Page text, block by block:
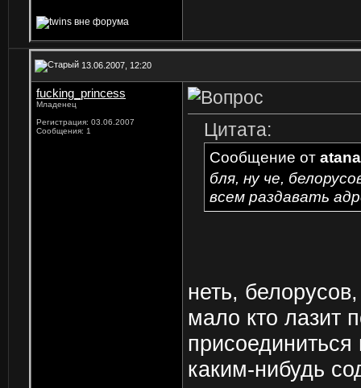
13.06.2007, 12:20
fucking_princess
Младенец
Регистрация: 03.06.2007
Сообщения: 1
Цитата:
Сообщение от
бля, ну че,
всем раздавать
неть,
мало кто лазит
каким-нибудь